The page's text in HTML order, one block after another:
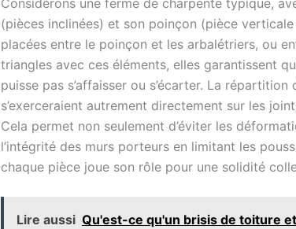
(pièces inclinées) et son poinçon (pièce
placées entre le poinçon et les arbalétriers, ou
triangles avec ces éléments, elles garantissent
puisse pas s’affaisser ou s’écarter. La
s’exerceraient autrement directement sur les
Cela permet non seulement d’éviter les
l’intégrité des murs porteurs en limitant les
chaque pièce joue son rôle pour une solidité
Lire aussi Qu'est-ce qu'un brisis de toiture